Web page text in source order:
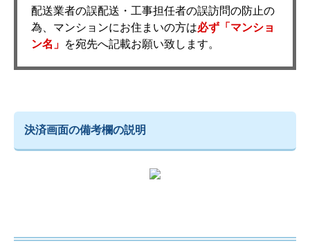
配送業者の誤配送・工事担任者の誤訪問の防止の
為、マンションにお住まいの方は必ず「マンショ
ン名」 を宛先へ記載お願い致します。
決済画面の備考欄の説明